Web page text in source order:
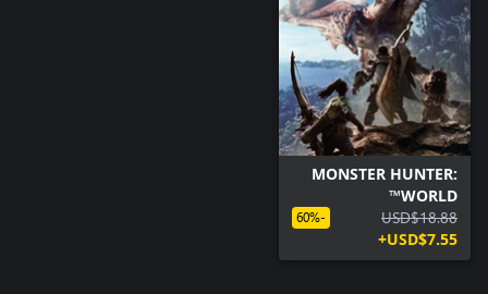
MONSTER HUNTER:
WORLD™
USD$18.88
USD$7.55+
-60%